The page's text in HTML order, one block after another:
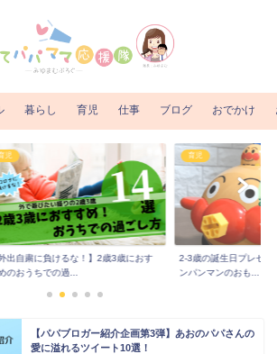
暮らし 育児 仕事 ブログ おでかけ
児
外出自粛に負けるな！】2歳3歳におす
のおうちでの過...
育児
2-3歳の誕生日プレゼン
ンパンマンのおも...
【パパブロガー紹介企画第3弾】あおのパパさんの
愛に溢れるツイート10選！